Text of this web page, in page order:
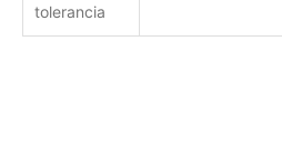
tolerancia